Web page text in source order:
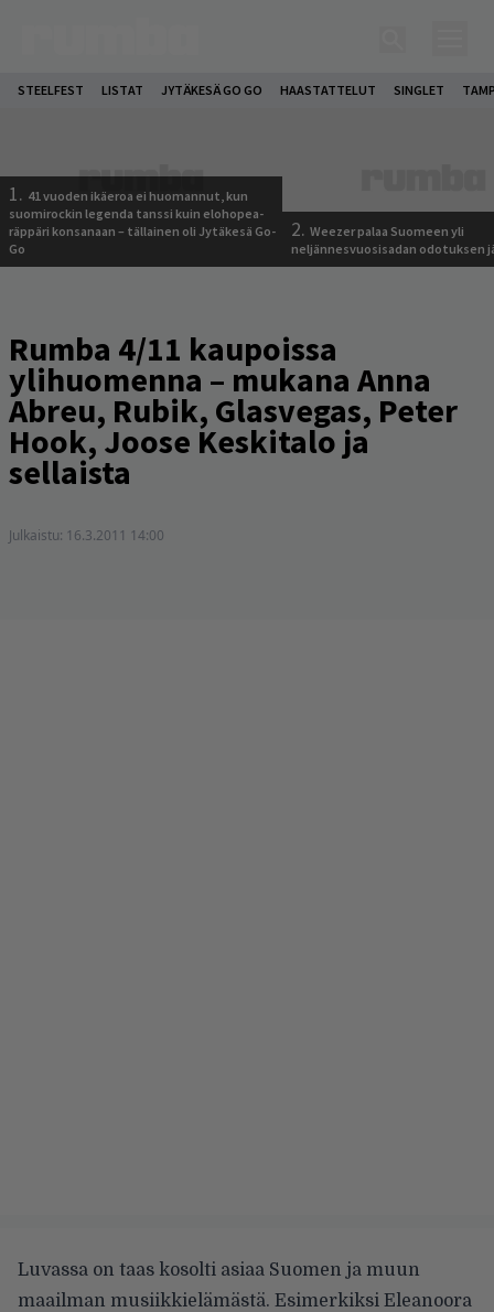
STEELFEST LISTAT JYTÄKESÄ GO GO HAASTATTELUT SINGLET
1. 41 vuoden ikäeroa ei huomannut, kun
suomirockin legenda tanssi kuin elohopea-
räppäri konsanaan – tällainen oli Jytäkesä Go-
Go
2. Weezer palaa Suomeen yli
neljännesvuosisadan odotuksen
Rumba 4/11 kaupoissa
ylihuomenna – mukana Anna
Abreu, Rubik, Glasvegas, Peter
Hook, Joose Keskitalo ja
sellaista
Julkaistu: 16.3.2011 14:00
Luvassa on taas kosolti asiaa Suomen ja muun
maailman musiikkielämästä. Esimerkiksi Eleanoora